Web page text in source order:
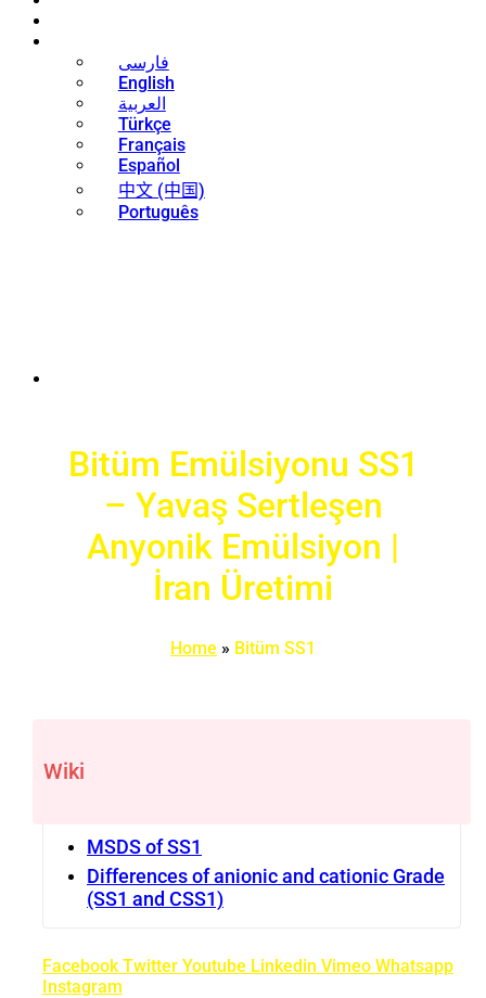
فارسی
English
العربية
Türkçe
Français
Español
中文 (中国)
Português
Bitüm Emülsiyonu SS1
– Yavaş Sertleşen
Anyonik Emülsiyon |
İran Üretimi
Home » Bitüm SS1
Wiki
MSDS of SS1
Differences of anionic and cationic Grade
(SS1 and CSS1)
Facebook Twitter Youtube Linkedin Vimeo Whatsapp
Instagram